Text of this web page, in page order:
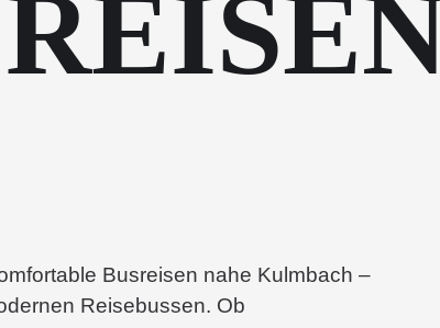
Busreisen nahe Kulmbach –
Reisebussen. Ob